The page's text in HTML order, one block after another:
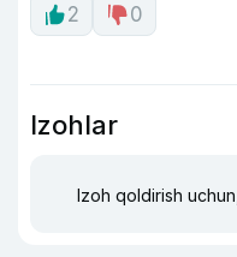
2
0
Izohlar
Izoh qoldirish